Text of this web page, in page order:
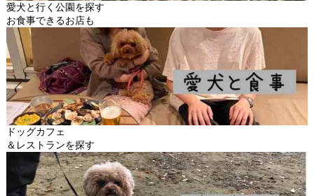
愛犬と行く公園を探す
お食事できるお店も
ドッグカフェ
＆レストランを探す